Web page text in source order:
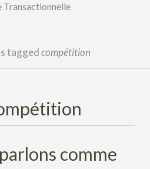
Transactionnelle
taggedcompétition
comme